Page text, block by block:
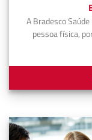
A Bradesco
pessoa física,